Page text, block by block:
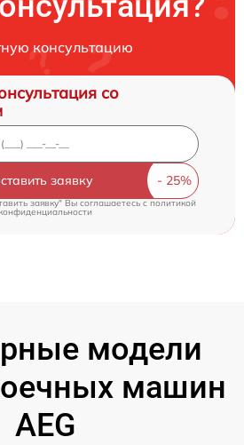
консультацию
со
заявку
заявку" Вы соглашаетесь cполитикой
модели
машин
AEG